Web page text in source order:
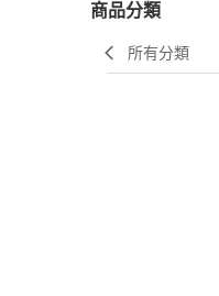
商品分類
所有分類